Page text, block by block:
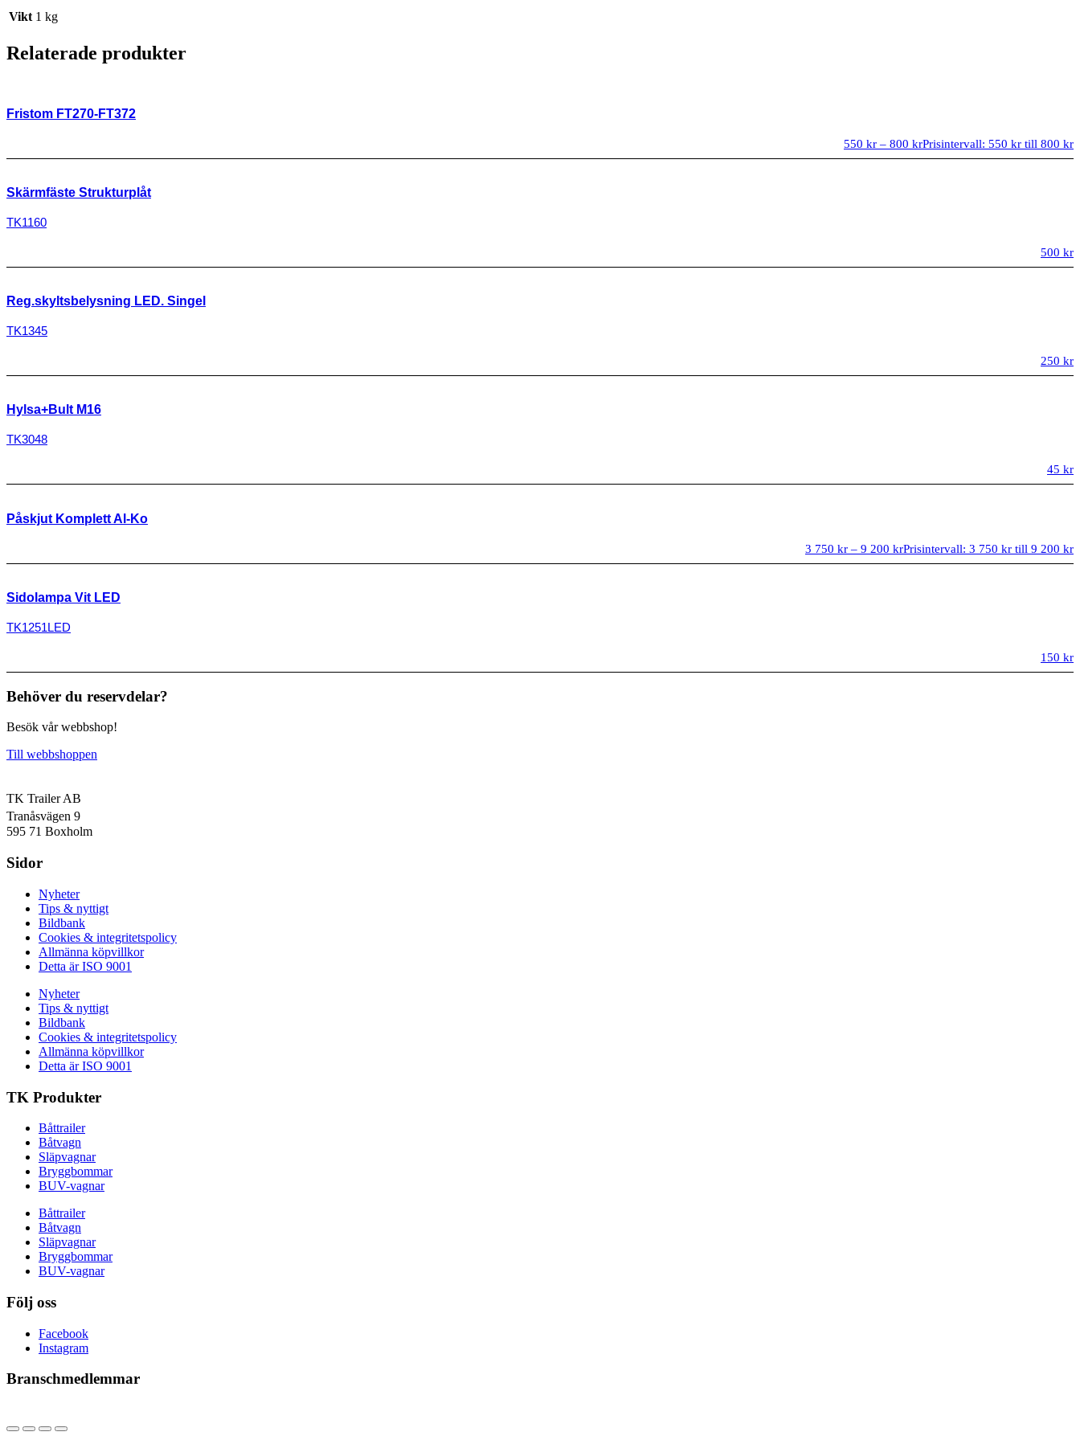
Vikt 1 kg
Relaterade produkter
Fristom FT270-FT372
550 kr – 800 krPrisintervall: 550 kr till 800 kr
Skärmfäste Strukturplåt
TK1160
500 kr
Reg.skyltsbelysning LED. Singel
TK1345
250 kr
Hylsa+Bult M16
TK3048
45 kr
Påskjut Komplett Al-Ko
3 750 kr – 9 200 krPrisintervall: 3 750 kr till 9 200 kr
Sidolampa Vit LED
TK1251LED
150 kr
Behöver du reservdelar?
Besök vår webbshop!
Till webbshoppen
TK Trailer AB
Tranåsvägen 9
595 71 Boxholm
Sidor
Nyheter
Tips & nyttigt
Bildbank
Cookies & integritetspolicy
Allmänna köpvillkor
Detta är ISO 9001
Nyheter
Tips & nyttigt
Bildbank
Cookies & integritetspolicy
Allmänna köpvillkor
Detta är ISO 9001
TK Produkter
Båttrailer
Båtvagn
Släpvagnar
Bryggbommar
BUV-vagnar
Båttrailer
Båtvagn
Släpvagnar
Bryggbommar
BUV-vagnar
Följ oss
Facebook
Instagram
Branschmedlemmar